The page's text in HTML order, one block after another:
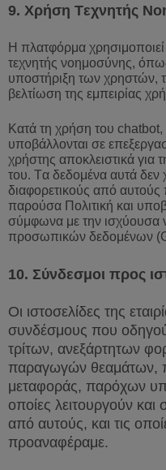
9. Χρήση Τεχνητής
Η πλατφόρμα
τεχνητής νοημοσύνης,
υποστήριξη των χρηστών,
βελτίωση της εμπειρίας
Κατά τη χρήση του chatbot,
υποβάλλονται σε
χρήστης αποκλειστικά για
του. Τα δεδομένα αυτά δεν
διαφορετικούς από
παρούσα Πολιτική και
σύμφωνα με την ισχύουσα
προσωπικών δεδομένων (
10. Σύνδεσμοι προς
Οι ιστοσελίδες της
συνδέσμους που
τρίτων, ανεξάρτητων
παραγωγών θεαμάτων,
μεταφοράς, παρόχων
οποίες λειτουργούν και
από αυτούς, και τις
προαναφέραμε.